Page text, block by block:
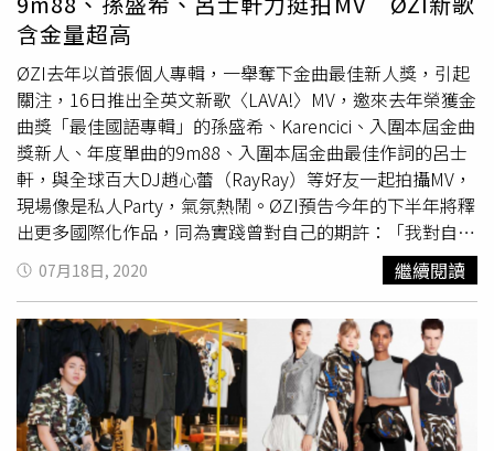
含金量超高
ØZI去年以首張個人專輯，一舉奪下金曲最佳新人獎，引起
關注，16日推出全英文新歌〈LAVA!〉MV，邀來去年榮獲金
曲獎「最佳國語專輯」的孫盛希、Karencici、入圍本屆金曲
獎新人、年度單曲的9m88、入圍本屆金曲最佳作詞的呂士
軒，與全球百大DJ趙心蕾（RayRay）等好友一起拍攝MV，
現場像是私人Party，氣氛熱鬧。ØZI預告今年的下半年將釋
出更多國際化作品，同為實踐曾對自己的期許：「我對自己
的期望只有國際化這件事。」〈LAVA!〉由
與美國製作
人Ian Jeffery Thomas合體操刀製作，
憶起當時創作過
程的感受，除了一拍即合的合作默契外，更可以「快、狠、
準、酷」來形容，明顯感受到與不同文化背景的團隊，在音
樂上碰撞過程中的火花，精彩可期。
07月18日, 2020 繼續閱讀